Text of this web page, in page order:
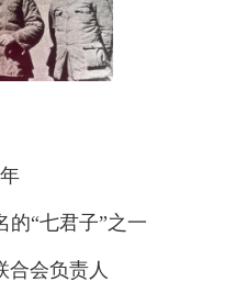
的“七君子”之一
合会负责人